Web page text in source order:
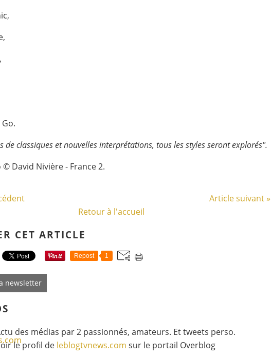
de classiques et nouvelles interprétations, tous les styles seront explorés".
David Nivière - France 2.
Article suivant »
Retour à l'accueil
CET ARTICLE
Repost 1
newsletter
des médias par 2 passionnés, amateurs. Et tweets perso.
le profil de leblogtvnews.com sur le portail Overblog